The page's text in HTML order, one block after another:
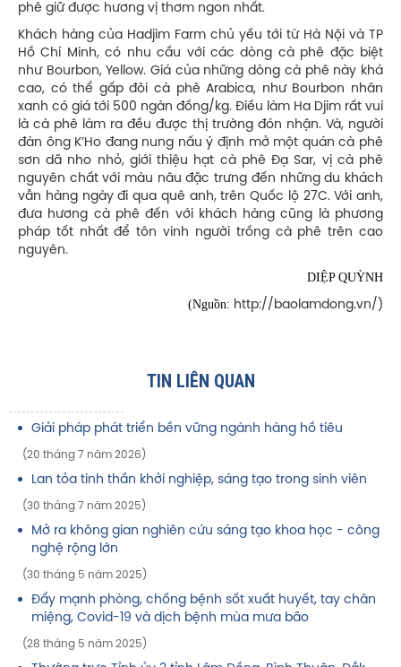
phê giữ được hương vị thơm ngon nhất.
Khách hàng của Hadjim Farm chủ yếu tới từ Hà Nội và TP
Hồ Chí Minh, có nhu cầu với các dòng cà phê đặc biệt
như Bourbon, Yellow. Giá của những dòng cà phê này khá
cao, có thể gấp đôi cà phê Arabica, như Bourbon nhân
xanh có giá tới 500 ngàn đồng/kg. Điều làm Ha Djim rất vui
là cà phê làm ra đều được thị trường đón nhận. Và, người
đàn ông K’Ho đang nung nấu ý định mở một quán cà phê
sơn dã nho nhỏ, giới thiệu hạt cà phê Đạ Sar, vị cà phê
nguyên chất với màu nâu đặc trưng đến những du khách
vẫn hàng ngày đi qua quê anh, trên Quốc lộ 27C. Với anh,
đưa hương cà phê đến với khách hàng cũng là phương
pháp tốt nhất để tôn vinh người trồng cà phê trên cao
nguyên.
DIỆP QUỲNH
(Nguồn: http://baolamdong.vn/)
TIN LIÊN QUAN
Giải pháp phát triển bền vững ngành hàng hồ tiêu
(20 tháng 7 năm 2026)
Lan tỏa tinh thần khởi nghiệp, sáng tạo trong sinh viên
(30 tháng 7 năm 2025)
Mở ra không gian nghiên cứu sáng tạo khoa học - công
nghệ rộng lớn
(30 tháng 5 năm 2025)
Đẩy mạnh phòng, chống bệnh sốt xuất huyết, tay chân
miệng, Covid-19 và dịch bệnh mùa mưa bão
(28 tháng 5 năm 2025)